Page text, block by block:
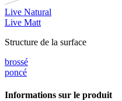
Live Natural
Live Matt
Structure de la surface
brossé
poncé
Informations sur le produit